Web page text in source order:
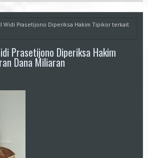
Widi Prasetijono Diperiksa Hakim Tipikor terkait
Prasetijono Diperiksa Hakim
Dana Miliaran